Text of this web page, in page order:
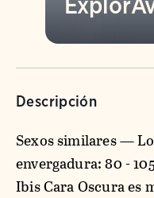
Descripción
Sexos similares —
envergadura: 80 -
Ibis Cara Oscura es